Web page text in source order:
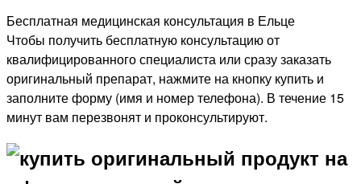
Бесплатная медицинская консультация в Ельце
Чтобы получить бесплатную консультацию от
квалифицированного специалиста или сразу заказать
оригинальный препарат, нажмите на кнопку купить и
заполните форму (имя и номер телефона). В течение 15
минут вам перезвонят и проконсультируют.